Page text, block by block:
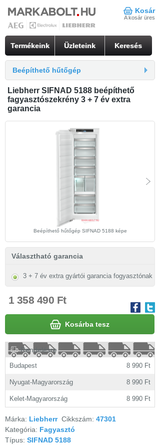
Kosár
A kosár üres
Termékeink Üzleteink Keresés
Beépíthető hűtőgép
Liebherr SIFNAD 5188 beépíthető
fagyasztószekrény 3 + 7 év extra
garancia
Beépíthető hűtőgép SIFNAD 5188 képe
Választható garancia
3 + 7 év extra gyártói garancia fogyasztónak
1 358 490 Ft
Kosárba tesz
Rendelésre
Budapest 8 990 Ft
Nyugat-Magyarország 8 990 Ft
Kelet-Magyarország 8 990 Ft
Márka: LiebherrCikkszám: 47301
Kategória: Fagyasztó
Típus: SIFNAD 5188